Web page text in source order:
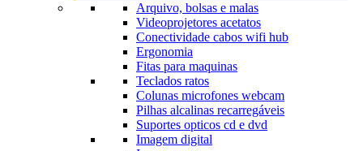
Arquivo, bolsas e malas
Videoprojetores acetatos
Conectividade cabos wifi hub
Ergonomia
Fitas para maquinas
Teclados ratos
Colunas microfones webcam
Pilhas alcalinas recarregáveis
Suportes opticos cd e dvd
Imagem digital